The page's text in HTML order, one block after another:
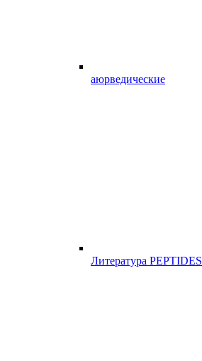
аюрведические
Литература PEPTIDES